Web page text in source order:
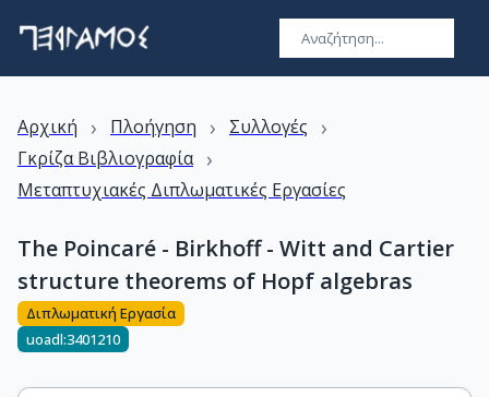
Αρχική › Πλοήγηση › Συλλογές ›
Γκρίζα Βιβλιογραφία ›
Μεταπτυχιακές Διπλωματικές Εργασίες
The Poincaré - Birkhoff - Witt and Cartier
structure theorems of Hopf algebras
Διπλωματική Εργασία
uoadl:3401210